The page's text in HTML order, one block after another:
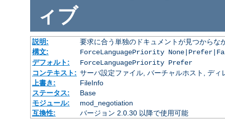
ィブ
説明:
要求に合う単独のドキュメントが見つからな
構文:
ForceLanguagePriority
デフォルト:
ForceLanguagePriority Prefer
コンテキスト: サーバ設定ファイル, バーチャルホスト, ディ
上書き:
FileInfo
ステータス:
Base
モジュール:
mod_negotiation
互換性:
バージョン 2.0.30 以降で使用可能